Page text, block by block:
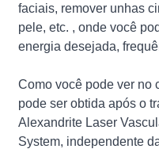
faciais, remover unhas
pele, etc. , onde você
energia desejada,
Como você pode ver no
pode ser obtida após o
Alexandrite Laser
System, independente